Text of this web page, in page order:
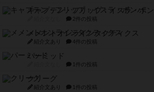
キャプテン・フリップ：イスラ・ボ
2件の投稿
メメントオンラインタクティクス
紹介文あり 4件の投稿
パーミッド
1件の投稿
クリーグ
紹介文あり 1件の投稿